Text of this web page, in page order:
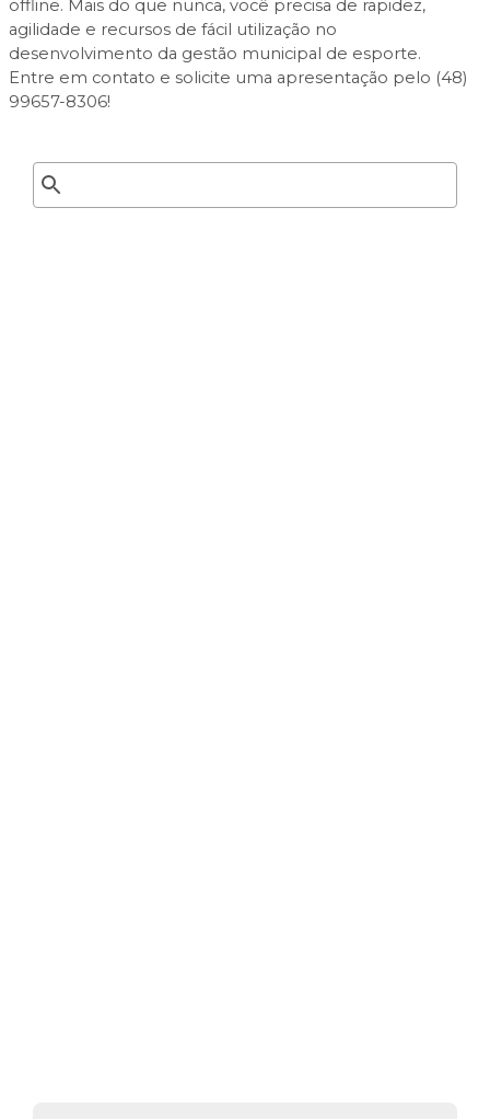
offline. Mais do que nunca, você precisa de rapidez,
agilidade e recursos de fácil utilização no
desenvolvimento da gestão municipal de esporte.
Entre em contato e solicite uma apresentação pelo (48)
99657-8306!